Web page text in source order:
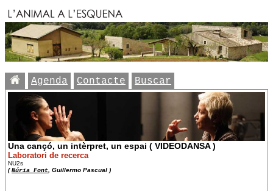
Agenda Contacte Buscar
Una cançó, un intèrpret, un espai ( VIDEODANSA )
Laboratori de recerca
NU2s
(Núria Font , Guillermo Pascual )